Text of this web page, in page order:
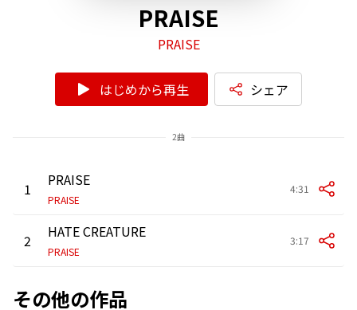
PRAISE
PRAISE
はじめから再生 シェア
2曲
1 PRAISE
PRAISE
4:31
2 HATE CREATURE
PRAISE
3:17
その他の作品